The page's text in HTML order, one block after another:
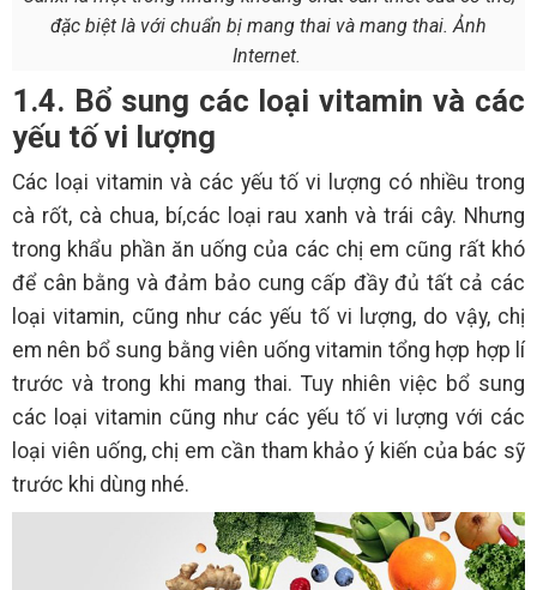
đặc biệt là với chuẩn bị mang thai và mang thai. Ảnh
Internet.
1.4. Bổ sung các loại vitamin và các
yếu tố vi lượng
Các loại vitamin và các yếu tố vi lượng có nhiều trong
cà rốt, cà chua, bí,các loại rau xanh và trái cây. Nhưng
trong khẩu phần ăn uống của các chị em cũng rất khó
để cân bằng và đảm bảo cung cấp đầy đủ tất cả các
loại vitamin, cũng như các yếu tố vi lượng, do vậy, chị
em nên bổ sung bằng viên uống vitamin tổng hợp hợp lí
trước và trong khi mang thai. Tuy nhiên việc bổ sung
các loại vitamin cũng như các yếu tố vi lượng với các
loại viên uống, chị em cần tham khảo ý kiến của bác sỹ
trước khi dùng nhé.